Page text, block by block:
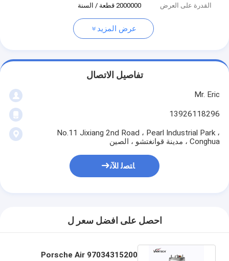
القدرة على العرض
2000000 قطعة / السنة
عرض المزيد
تفاصيل الاتصال
Mr. Eric
13926118296
No.11 Jixiang 2nd Road ، Pearl Industrial Park ،
Conghua ، مدينة قوانغتشو ، الصين
ﺎﺘﺼﻟ ﺍﻶﻧ
احصل على افضل سعر ل
97034315200 Porsche Air